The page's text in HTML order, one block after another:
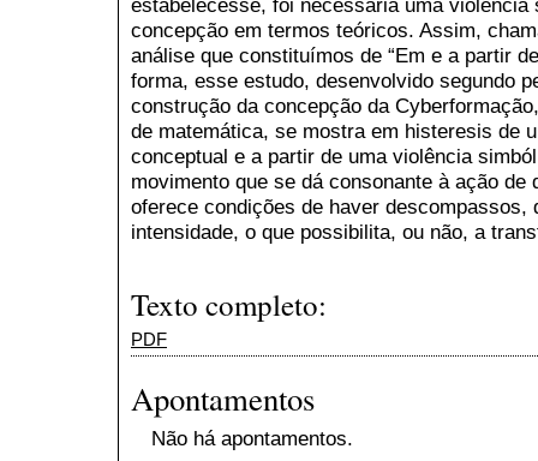
concepção em termos teóricos. Assim,
análise que constituímos de “Em e a partir
forma, esse estudo, desenvolvido segundo
construção da concepção da
de matemática, se mostra em histeresis de
conceptual e a partir de uma violência
movimento que se dá consonante à ação
oferece condições de haver
intensidade, o que possibilita, ou não, a
Texto completo:
PDF
Apontamentos
Não há apontamentos.